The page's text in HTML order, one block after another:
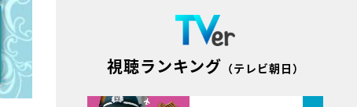
視聴ランキング （テレビ朝日）